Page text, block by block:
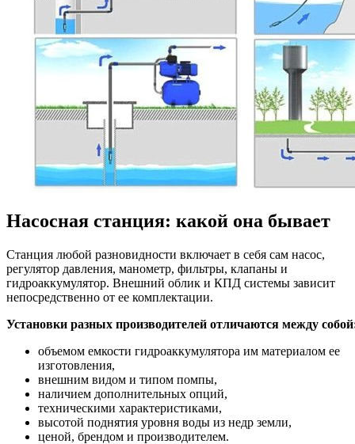
Насосная станция: какой она бывает
Станция любой разновидности включает в себя сам насос,
регулятор давления, манометр, фильтры, клапаны и
гидроаккумулятор. Внешний облик и КПД системы зависит
непосредственно от ее комплектации.
Установки разных производителей отличаются между
объемом емкости гидроаккумулятора им материалом ее
изготовления,
внешним видом и типом помпы,
наличием дополнительных опций,
техническими характеристиками,
высотой поднятия уровня воды из недр земли,
ценой, брендом и производителем.